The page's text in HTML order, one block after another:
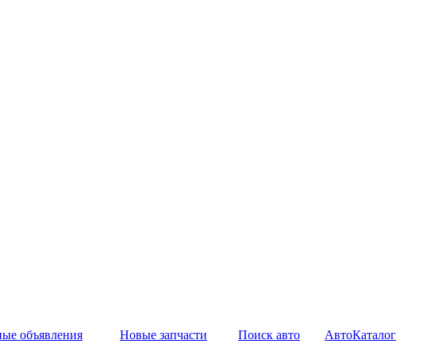
объявления Новые запчасти Поиск авто АвтоКаталог